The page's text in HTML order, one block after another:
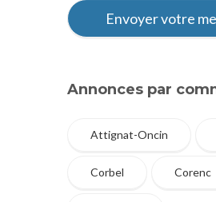
Annonces par
Attignat-Oncin
Corbel Corenc